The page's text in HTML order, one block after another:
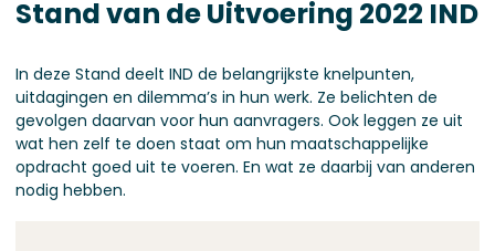
Stand van de Uitvoering 2022 IND
In deze Stand deelt IND de belangrijkste knelpunten,
uitdagingen en dilemma’s in hun werk. Ze belichten de
gevolgen daarvan voor hun aanvragers. Ook leggen ze uit
wat hen zelf te doen staat om hun maatschappelijke
opdracht goed uit te voeren. En wat ze daarbij van anderen
nodig hebben.